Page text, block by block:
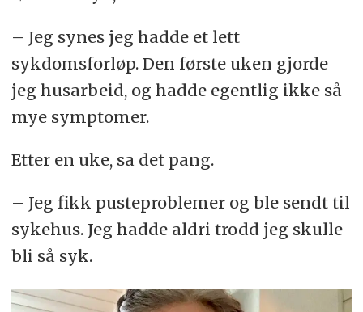
– Jeg synes jeg hadde et lett
sykdomsforløp. Den første uken gjorde
jeg husarbeid, og hadde egentlig ikke så
mye symptomer.
Etter en uke, sa det pang.
– Jeg fikk pusteproblemer og ble sendt til
sykehus. Jeg hadde aldri trodd jeg skulle
bli så syk.